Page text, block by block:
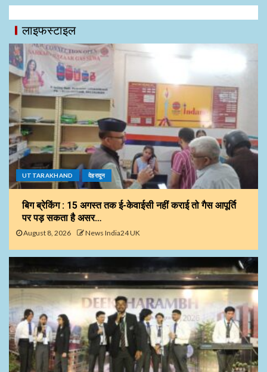
लाइफस्टाइल
UTTARAKHAND देहरादून
बिग ब्रेकिंग : 15 अगस्त तक ई-केवाईसी नहीं कराई तो गैस आपूर्ति
पर पड़ सकता है असर…
August 8, 2026 News India24 UK